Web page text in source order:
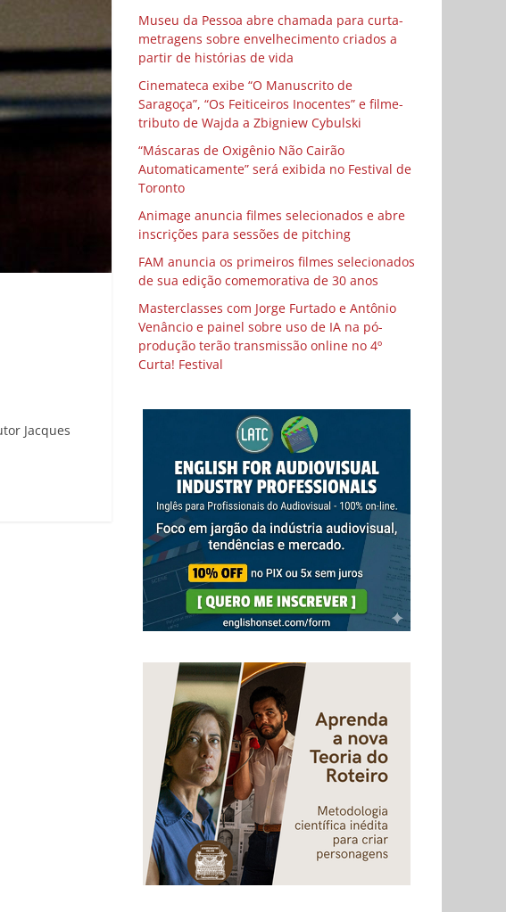
Jacques
Museu da Pessoa abre chamada para curta-
metragens sobre envelhecimento criados a
partir de histórias de vida
Cinemateca exibe “O Manuscrito de
Saragoça”, “Os Feiticeiros Inocentes” e filme-
tributo de Wajda a Zbigniew Cybulski
“Máscaras de Oxigênio Não Cairão
Automaticamente” será exibida no Festival de
Toronto
Animage anuncia filmes selecionados e abre
inscrições para sessões de pitching
FAM anuncia os primeiros filmes selecionados
de sua edição comemorativa de 30 anos
Masterclasses com Jorge Furtado e Antônio
Venâncio e painel sobre uso de IA na pó-
produção terão transmissão online no 4º
Curta! Festival